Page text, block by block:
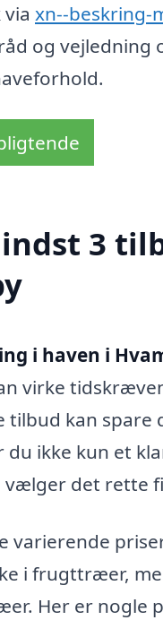
xn--beskring-
og
3
i haven i
virke
kan spare
ikke kun et
vælger det rette
varierende
i frugttræer,
Her er nogle